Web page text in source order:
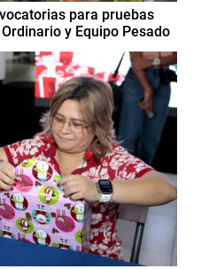
para pruebas
y Equipo Pesado